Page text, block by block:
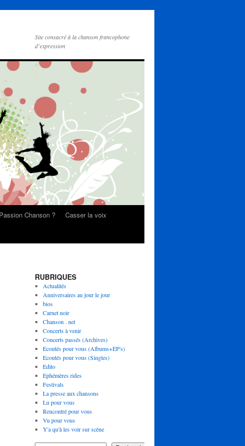
Site consacré à la chanson francophone
d’expression
Chanson ?
Casser la voix
RUBRIQUES
Actualités
Anniversaires au jour le jour
bios
Carnet noir
Chanson . net
Concerts à venir
Concerts passés (Archives)
Ecoutés pour vous (Albums+EP's)
Ecoutés pour vous (Singles)
Edito
Ephémères rides
Festivals
La presse aux chansons
Lu pour vous
Rencontré pour vous
Vu pour vous
Y'a qu'à les voir sur scène